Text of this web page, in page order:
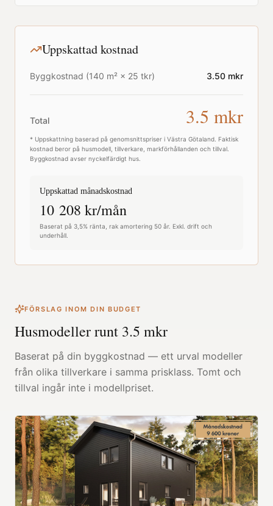
Uppskattad kostnad
Byggkostnad (140 m² × 25 tkr) 3.50 mkr
Total 3.5 mkr
* Uppskattning baserad på genomsnittspriser i Västra Götaland . Faktisk
kostnad beror på husmodell, tillverkare, markförhållanden och tillval.
Byggkostnad avser nyckelfärdigt hus.
Uppskattad månadskostnad
10 208 kr/mån
Baserat på 3,5% ränta, rak amortering 50 år. Exkl. drift och
underhåll.
FÖRSLAG INOM DIN BUDGET
Husmodeller runt 3.5 mkr
Baserat på din byggkostnad — ett urval modeller
från olika tillverkare i samma prisklass. Tomt och
tillval ingår inte i modellpriset.